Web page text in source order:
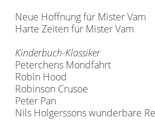
Neue Hoffnung für Mister Vam
Harte Zeiten für Mister Vam
Kinderbuch-Klassiker
Peterchens Mondfahrt
Robin Hood
Robinson Crusoe
Peter Pan
Nils Holgerssons wunderbare